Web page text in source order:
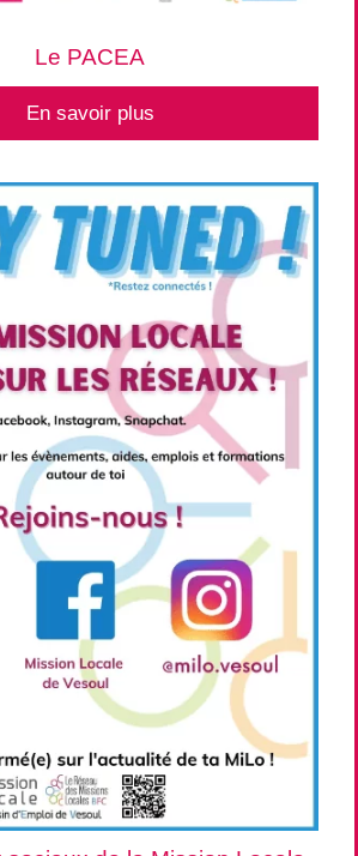
Le PACEA
En savoir plus